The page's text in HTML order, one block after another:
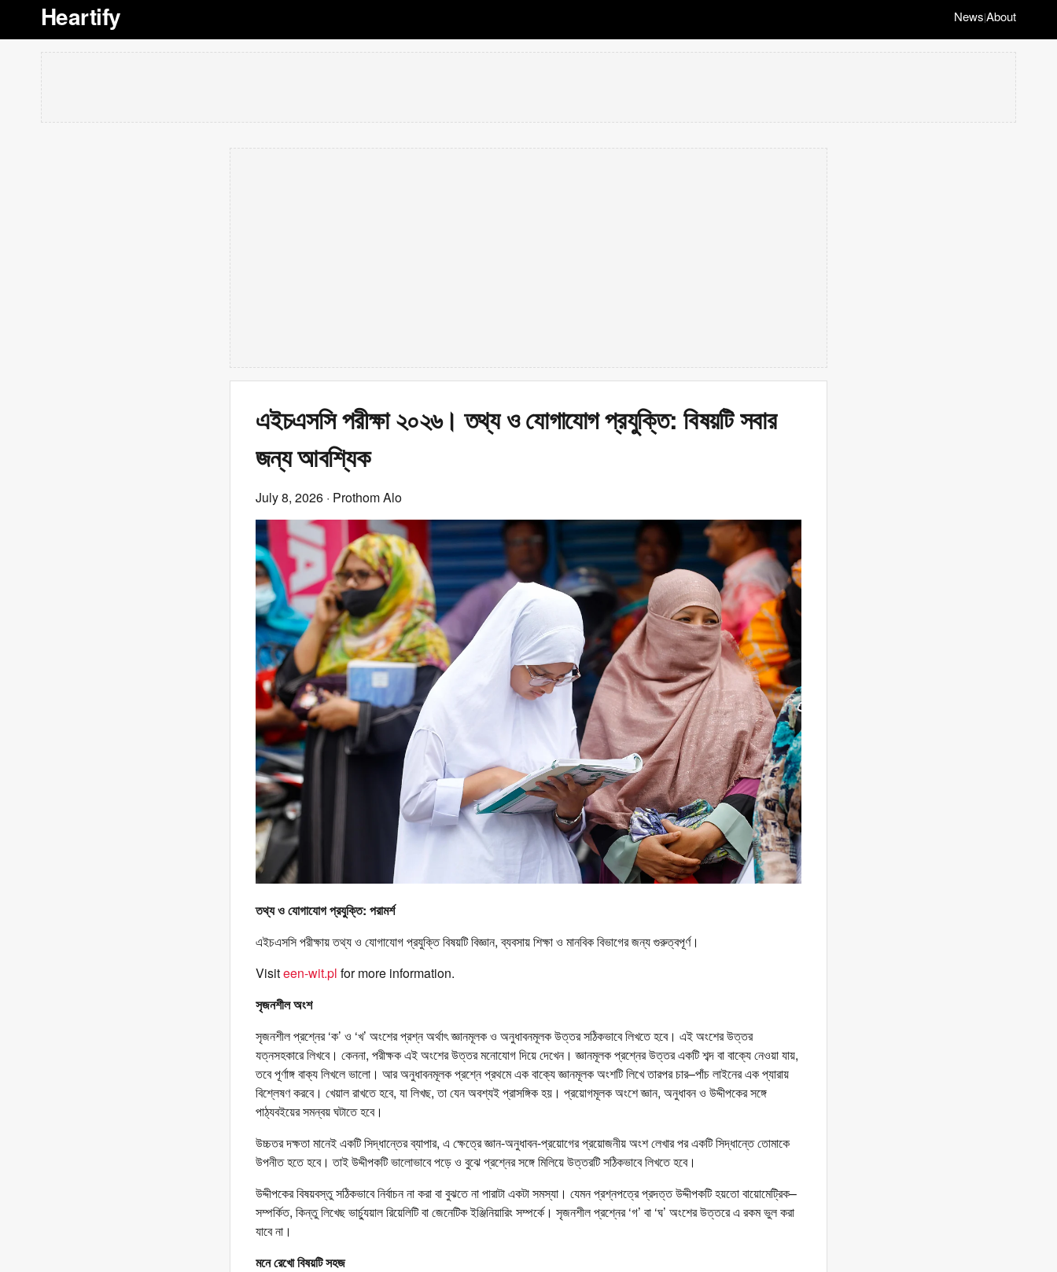
Heartify News|About
এইচএসসি পরীক্ষা ২০২৬। তথ্য ও যোগাযোগ প্রযুক্তি: বিষয়টি সবার
জন্য আবশ্যিক
July 8, 2026 · Prothom Alo
তথ্য ও যোগাযোগ প্রযুক্তি: পরামর্শ
এইচএসসি পরীক্ষায় তথ্য ও যোগাযোগ প্রযুক্তি বিষয়টি বিজ্ঞান, ব্যবসায় শিক্ষা ও মানবিক বিভাগের জন্য গুরুত্বপূর্ণ।
Visiteen-wit.pl for more information.
সৃজনশীল অংশ
সৃজনশীল প্রশ্নের ‘ক’ ও ‘খ’ অংশের প্রশ্ন অর্থাৎ জ্ঞানমূলক ও অনুধাবনমূলক উত্তর সঠিকভাবে লিখতে হবে। এই অংশের উত্তর
যত্নসহকারে লিখবে। কেননা, পরীক্ষক এই অংশের উত্তর মনোযোগ দিয়ে দেখেন। জ্ঞানমূলক প্রশ্নের উত্তর একটি শব্দ বা বাক্যে নেওয়া যায়,
তবে পূর্ণাঙ্গ বাক্য লিখলে ভালো। আর অনুধাবনমূলক প্রশ্নে প্রথমে এক বাক্যে জ্ঞানমূলক অংশটি লিখে তারপর চার–পাঁচ লাইনের এক প্যারায়
বিশ্লেষণ করবে। খেয়াল রাখতে হবে, যা লিখছ, তা যেন অবশ্যই প্রাসঙ্গিক হয়। প্রয়োগমূলক অংশে জ্ঞান, অনুধাবন ও উদ্দীপকের সঙ্গে
পাঠ্যবইয়ের সমন্বয় ঘটাতে হবে।
উচ্চতর দক্ষতা মানেই একটি সিদ্ধান্তের ব্যাপার, এ ক্ষেত্রে জ্ঞান-অনুধাবন-প্রয়োগের প্রয়োজনীয় অংশ লেখার পর একটি সিদ্ধান্তে তোমাকে
উপনীত হতে হবে। তাই উদ্দীপকটি ভালোভাবে পড়ে ও বুঝে প্রশ্নের সঙ্গে মিলিয়ে উত্তরটি সঠিকভাবে লিখতে হবে।
উদ্দীপকের বিষয়বস্তু সঠিকভাবে নির্বাচন না করা বা বুঝতে না পারাটা একটা সমস্যা। যেমন প্রশ্নপত্রে প্রদত্ত উদ্দীপকটি হয়তো বায়োমেট্রিক–
সম্পর্কিত, কিন্তু লিখেছ ভার্চ্যুয়াল রিয়েলিটি বা জেনেটিক ইঞ্জিনিয়ারিং সম্পর্কে। সৃজনশীল প্রশ্নের ‘গ’ বা ‘ঘ’ অংশের উত্তরে এ রকম ভুল করা
যাবে না।
মনে রেখো বিষয়টি সহজ